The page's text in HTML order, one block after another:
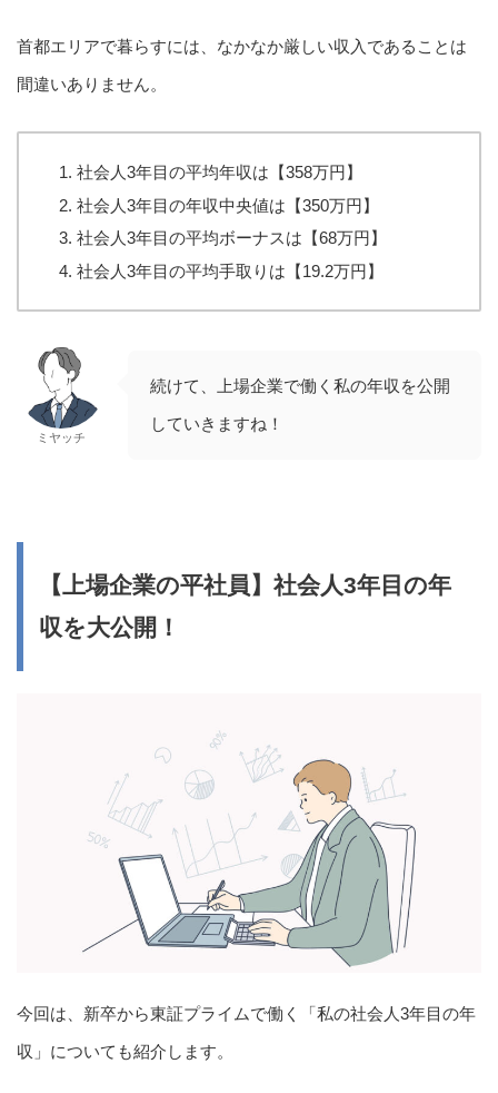
首都エリアで暮らすには、なかなか厳しい収入であることは
間違いありません。
社会人3年目の平均年収は【358万円】
社会人3年目の年収中央値は【350万円】
社会人3年目の平均ボーナスは【68万円】
社会人3年目の平均手取りは【19.2万円】
ミヤッチ
続けて、上場企業で働く私の年収を公開
していきますね！
【上場企業の平社員】社会人3年目の年
収を大公開！
今回は、新卒から東証プライムで働く「私の社会人3年目の年
収」についても紹介します。